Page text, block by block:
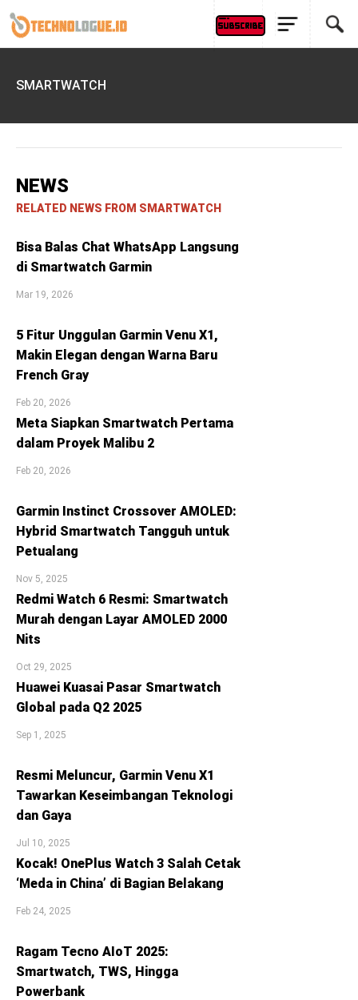
SMARTWATCH
NEWS
RELATED NEWS FROM SMARTWATCH
Bisa Balas Chat WhatsApp Langsung
di Smartwatch Garmin
Mar 19, 2026
5 Fitur Unggulan Garmin Venu X1,
Makin Elegan dengan Warna Baru
French Gray
Feb 20, 2026
Meta Siapkan Smartwatch Pertama
dalam Proyek Malibu 2
Feb 20, 2026
Garmin Instinct Crossover AMOLED:
Hybrid Smartwatch Tangguh untuk
Petualang
Nov 5, 2025
Redmi Watch 6 Resmi: Smartwatch
Murah dengan Layar AMOLED 2000
Nits
Oct 29, 2025
Huawei Kuasai Pasar Smartwatch
Global pada Q2 2025
Sep 1, 2025
Resmi Meluncur, Garmin Venu X1
Tawarkan Keseimbangan Teknologi
dan Gaya
Jul 10, 2025
Kocak! OnePlus Watch 3 Salah Cetak
‘Meda in China’ di Bagian Belakang
Feb 24, 2025
Ragam Tecno AIoT 2025:
Smartwatch, TWS, Hingga
Powerbank